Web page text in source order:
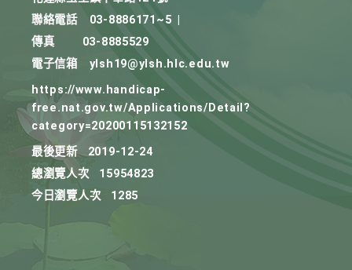
聯絡電話
03-8886171~5
傳真
03-8885529
電子信箱
ylsh19@ylsh.hlc.edu.tw
https://www.handicap-
free.nat.gov.tw/Applications/Detail?
category=20200115132152
最後更新
2019-12-24
總瀏覽人次
15954823
今日瀏覽人次
1285